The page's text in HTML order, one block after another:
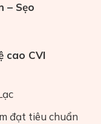
– Sẹo
cao CVI
đạt tiêu chuẩn